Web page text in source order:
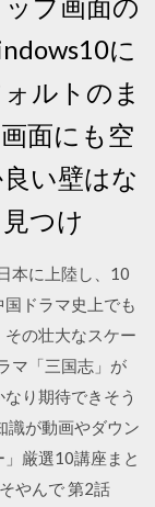
に
ルトのま
面にも空
い壁はな
つけ
本に上陸し、10
ドラマ史上でも
の壮大なスケー
マ「三国志」が
り期待できそう
識が動画やダウン
厳選10講座まと
やんで 第2話